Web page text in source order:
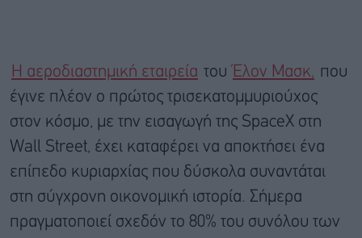
Η αεροδιαστημική εταιρεία του Έλον Μασκ,
που
έγινε πλέον ο πρώτος τρισεκατομμυριούχος
στον κόσμο, με την εισαγωγή της SpaceX στη
Wall Street, έχει καταφέρει να αποκτήσει ένα
επίπεδο κυριαρχίας που δύσκολα συναντάται
στη σύγχρονη οικονομική ιστορία. Σήμερα
πραγματοποιεί σχεδόν το 80% του συνόλου των